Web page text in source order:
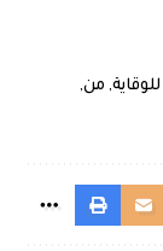
للوقاية, من,